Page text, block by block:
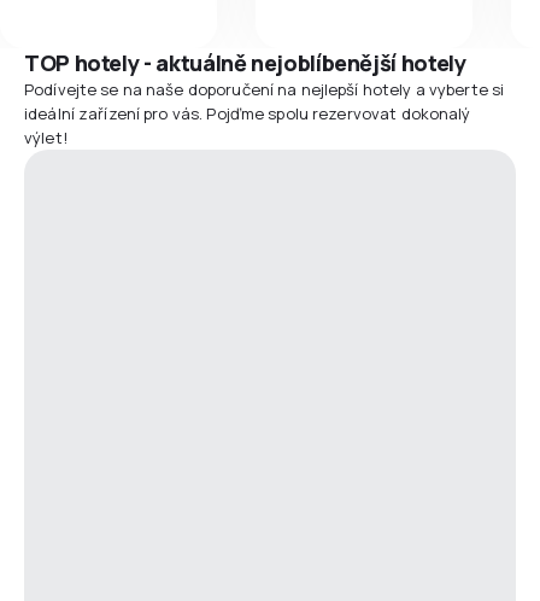
TOP hotely - aktuálně nejoblíbenější hotely
Podívejte se na naše doporučení na nejlepší hotely a vyberte si
ideální zařízení pro vás. Pojďme spolu rezervovat dokonalý
výlet!